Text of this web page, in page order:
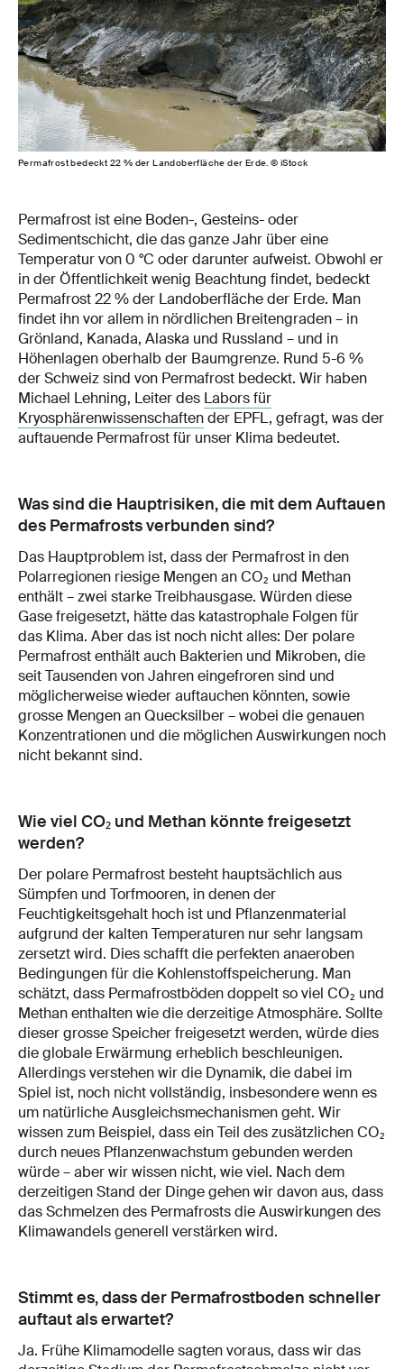
Permafrost bedeckt 22 % der Landoberfläche der Erde. © iStock
Permafrost ist eine Boden-, Gesteins- oder
Sedimentschicht, die das ganze Jahr über eine
Temperatur von 0 °C oder darunter aufweist. Obwohl er
in der Öffentlichkeit wenig Beachtung findet, bedeckt
Permafrost 22 % der Landoberfläche der Erde. Man
findet ihn vor allem in nördlichen Breitengraden – in
Grönland, Kanada, Alaska und Russland – und in
Höhenlagen oberhalb der Baumgrenze. Rund 5-6 %
der Schweiz sind von Permafrost bedeckt. Wir haben
Michael Lehning, Leiter des Labors für
Kryosphärenwissenschaftender EPFL, gefragt, was der
auftauende Permafrost für unser Klima bedeutet.
Was sind die Hauptrisiken, die mit dem Auftauen
des Permafrosts verbunden sind?
Das Hauptproblem ist, dass der Permafrost in den
Polarregionen riesige Mengen an CO₂ und Methan
enthält – zwei starke Treibhausgase. Würden diese
Gase freigesetzt, hätte das katastrophale Folgen für
das Klima. Aber das ist noch nicht alles: Der polare
Permafrost enthält auch Bakterien und Mikroben, die
seit Tausenden von Jahren eingefroren sind und
möglicherweise wieder auftauchen könnten, sowie
grosse Mengen an Quecksilber – wobei die genauen
Konzentrationen und die möglichen Auswirkungen noch
nicht bekannt sind.
Wie viel CO₂ und Methan könnte freigesetzt
werden?
Der polare Permafrost besteht hauptsächlich aus
Sümpfen und Torfmooren, in denen der
Feuchtigkeitsgehalt hoch ist und Pflanzenmaterial
aufgrund der kalten Temperaturen nur sehr langsam
zersetzt wird. Dies schafft die perfekten anaeroben
Bedingungen für die Kohlenstoffspeicherung. Man
schätzt, dass Permafrostböden doppelt so viel CO₂ und
Methan enthalten wie die derzeitige Atmosphäre. Sollte
dieser grosse Speicher freigesetzt werden, würde dies
die globale Erwärmung erheblich beschleunigen.
Allerdings verstehen wir die Dynamik, die dabei im
Spiel ist, noch nicht vollständig, insbesondere wenn es
um natürliche Ausgleichsmechanismen geht. Wir
wissen zum Beispiel, dass ein Teil des zusätzlichen CO₂
durch neues Pflanzenwachstum gebunden werden
würde – aber wir wissen nicht, wie viel. Nach dem
derzeitigen Stand der Dinge gehen wir davon aus, dass
das Schmelzen des Permafrosts die Auswirkungen des
Klimawandels generell verstärken wird.
Stimmt es, dass der Permafrostboden schneller
auftaut als erwartet?
Ja. Frühe Klimamodelle sagten voraus, dass wir das